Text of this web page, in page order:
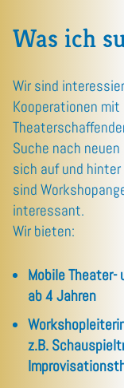
Was ich
Wir sind
Kooperationen
Suche nach
sich auf und hinter
sind
interessant.
Wir bieten:
Mobile Theater-
ab 4 Jahren
z.B.